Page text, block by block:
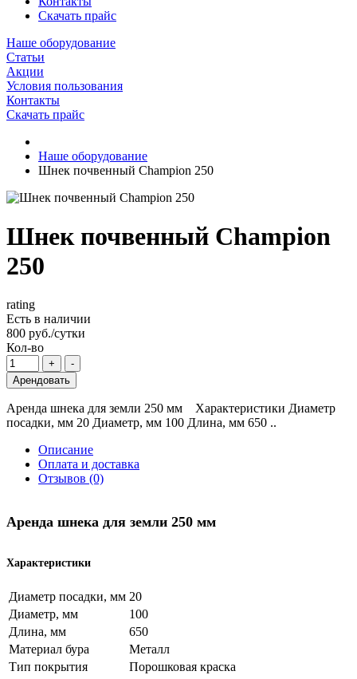
Скачать прайс
Наше оборудование
Статьи
Акции
Условия пользования
Контакты
Скачать прайс
Наше оборудование
Шнек почвенный Champion 250
Шнек почвенный Champion
250
rating
Есть в наличии
800 руб./сутки
Кол-во
Арендовать
Аренда шнека для земли 250 мм Характеристики Диаметр
посадки, мм 20 Диаметр, мм 100 Длина, мм 650 ..
Описание
Оплата и доставка
Отзывов (0)
Аренда шнека для земли 250 мм
Характеристики
Диаметр посадки, мм 20
Диаметр, мм
100
Длина, мм
650
Материал бура
Металл
Тип покрытия
Порошковая краска